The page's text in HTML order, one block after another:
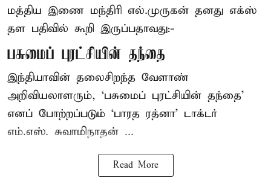
மத்திய இணை மந்திரி எல்.முருகன் தனது எக்ஸ்
தள பதிவில் கூறி இருப்பதாவது:-
பசுமைப் புரட்சியின் தந்தை
இந்தியாவின் தலைசிறந்த வேளாண்
அறிவியலாளரும், ‘பசுமைப் புரட்சியின் தந்தை’
எனப் போற்றப்படும் ‘பாரத ரத்னா’ டாக்டர்
எம்.எஸ். சுவாமிநாதன் ...
Read More